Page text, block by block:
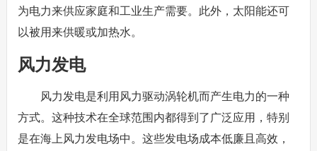
为电力来供应家庭和工业生产需要。此外，太阳能还可
以被用来供暖或加热水。
风力发电
风力发电是利用风力驱动涡轮机而产生电力的一种
方式。这种技术在全球范围内都得到了广泛应用，特别
是在海上风力发电场中。这些发电场成本低廉且高效，